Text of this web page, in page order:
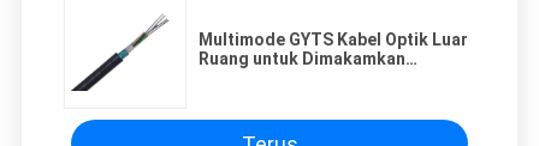
Multimode GYTS Kabel Optik Luar
Ruang untuk Dimakamkan